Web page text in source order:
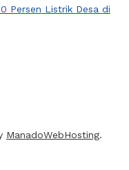
Persen Listrik Desa di
ManadoWebHosting.